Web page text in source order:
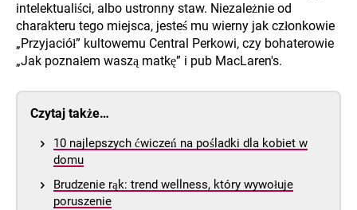
intelektualiści, albo ustronny staw. Niezależnie od
charakteru tego miejsca, jesteś mu wierny jak członkowie
„Przyjaciół” kultowemu Central Perkowi, czy bohaterowie
„Jak poznałem waszą matkę” i pub MacLaren's.
Czytaj także…
10 najlepszych ćwiczeń na pośladki dla kobiet w
domu
Brudzenie rąk: trend wellness, który wywołuje
poruszenie